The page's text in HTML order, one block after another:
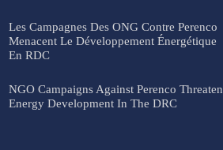
Les Campagnes Des ONG Contre Perenco
Menacent Le Développement Énergétique
En RDC
NGO Campaigns Against Perenco Threaten
Energy Development In The DRC